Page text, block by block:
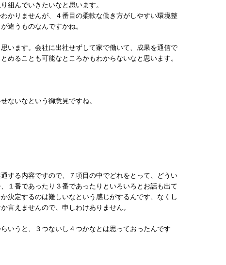
組んでいきたいなと思います。
かりませんが、４番目の柔軟な働き方がしやすい環境整
違うものなんですかね。
います。会社に出社せずして家で働いて、成果を通信で
めることも可能なところかもわからないなと思います。
ないなという御意見ですね。
する内容ですので、７項目の中でどれをとって、どうい
１番であったり３番であったりといろいろとお話も出て
決定するのは難しいなという感じがするんです、なくし
言えませんので、申しわけありません。
いうと、３つないし４つかなとは思っておったんです